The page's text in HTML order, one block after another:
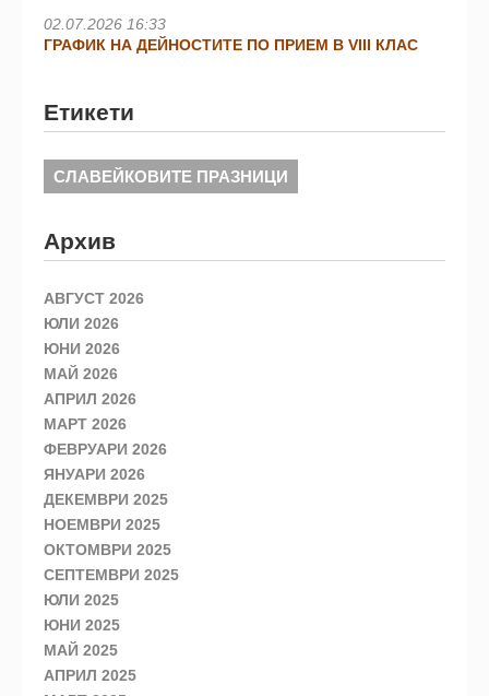
02.07.2026 16:33
ГРАФИК НА ДЕЙНОСТИТЕ ПО ПРИЕМ В VIII КЛАС
Етикети
СЛАВЕЙКОВИТЕ ПРАЗНИЦИ
Архив
АВГУСТ 2026
ЮЛИ 2026
ЮНИ 2026
МАЙ 2026
АПРИЛ 2026
МАРТ 2026
ФЕВРУАРИ 2026
ЯНУАРИ 2026
ДЕКЕМВРИ 2025
НОЕМВРИ 2025
ОКТОМВРИ 2025
СЕПТЕМВРИ 2025
ЮЛИ 2025
ЮНИ 2025
МАЙ 2025
АПРИЛ 2025